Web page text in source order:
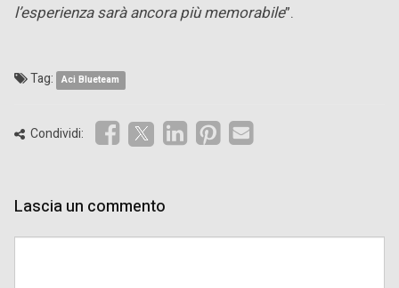
l’esperienza sarà ancora più memorabile”.
Tag: Aci Blueteam
Condividi:
Lascia un commento